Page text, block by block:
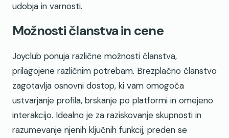
udobja in varnosti.
Možnosti članstva in cene
Joyclub ponuja različne možnosti članstva,
prilagojene različnim potrebam. Brezplačno članstvo
zagotavlja osnovni dostop, ki vam omogoča
ustvarjanje profila, brskanje po platformi in omejeno
interakcijo. Idealno je za raziskovanje skupnosti in
razumevanje njenih ključnih funkcij, preden se